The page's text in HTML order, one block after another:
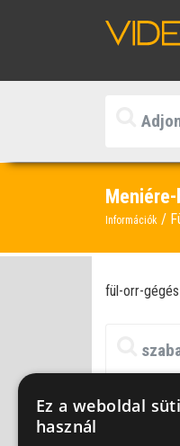
Információk
fül-orr-
Ez a weboldal
használ